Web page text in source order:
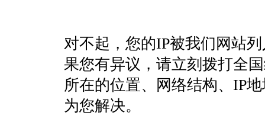
对不起，您的IP被我们网站
果您有异议，请立刻拨打全
所在的位置、网络结构、IP
为您解决。